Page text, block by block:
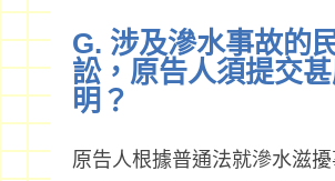
G. 涉及滲水事故的
訟，原告人須提交
明？
原告人根據普通法就滲水滋